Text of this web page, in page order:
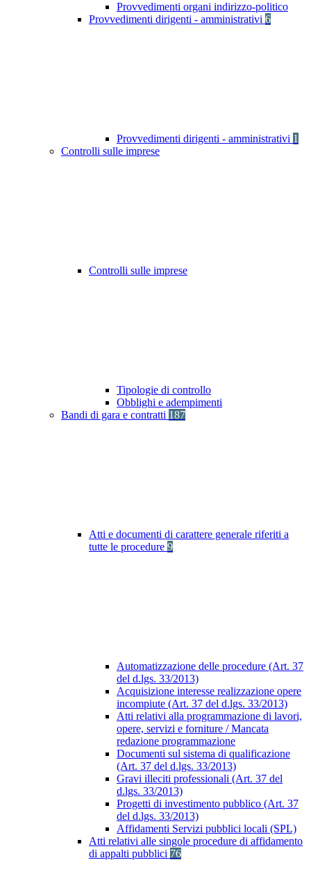
Provvedimenti organi indirizzo-politico
Provvedimenti dirigenti - amministrativi 6
Provvedimenti dirigenti - amministrativi 1
Controlli sulle imprese
Controlli sulle imprese
Tipologie di controllo
Obblighi e adempimenti
Bandi di gara e contratti 187
Atti e documenti di carattere generale riferiti a
tutte le procedure 9
Automatizzazione delle procedure (Art. 37
del d.lgs. 33/2013)
Acquisizione interesse realizzazione opere
incompiute (Art. 37 del d.lgs. 33/2013)
Atti relativi alla programmazione di lavori,
opere, servizi e forniture / Mancata
redazione programmazione
Documenti sul sistema di qualificazione
(Art. 37 del d.lgs. 33/2013)
Gravi illeciti professionali (Art. 37 del
d.lgs. 33/2013)
Progetti di investimento pubblico (Art. 37
del d.lgs. 33/2013)
Affidamenti Servizi pubblici locali (SPL)
Atti relativi alle singole procedure di affidamento
di appalti pubblici 76